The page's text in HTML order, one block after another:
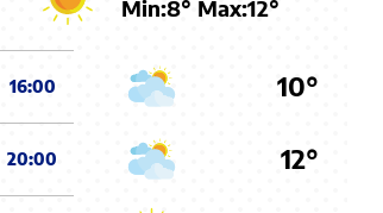
Min:8° Max:12°
16:00 10°
20:00 12°